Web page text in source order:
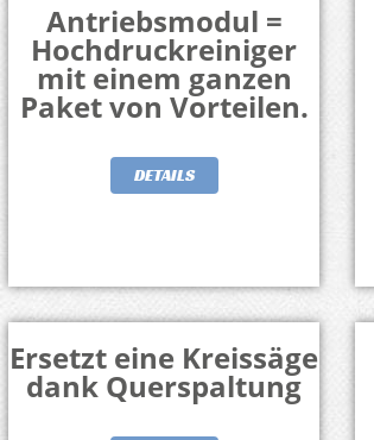
Antriebsmodul =
Hochdruckreiniger
mit einem ganzen
Paket von Vorteilen.
DETAILS
Ersetzt eine Kreissäge
dank Querspaltung